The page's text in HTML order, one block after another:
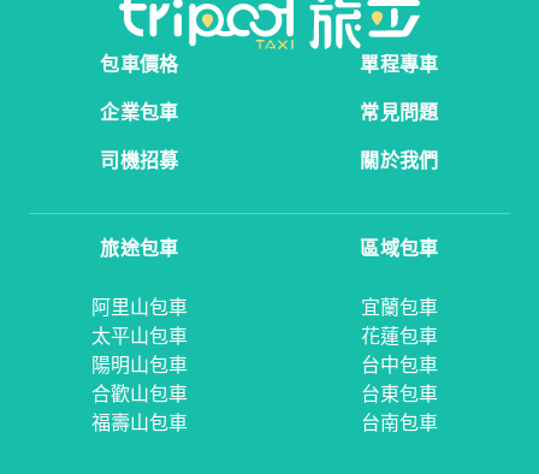
包車價格
單程專車
企業包車
常見問題
司機招募
關於我們
旅途包車
阿里山包車
太平山包車
陽明山包車
合歡山包車
福壽山包車
區域包車
宜蘭包車
花蓮包車
台中包車
台東包車
台南包車